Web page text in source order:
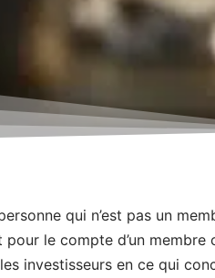
qui n’est pas un
le compte d’un
investisseurs en ce qui